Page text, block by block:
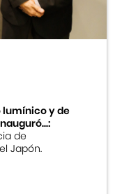
y de
de
Japón.